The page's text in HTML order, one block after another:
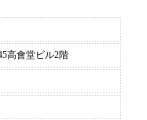
高會堂ビル2階